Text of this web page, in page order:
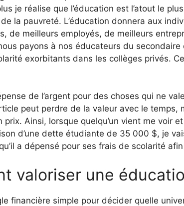
je réalise que l’éducation est l’atout le
la pauvreté. L’éducation donnera aux
de meilleurs employés, de meilleurs
payons à nos éducateurs du
exorbitants dans les collèges privés.
de l’argent pour des choses qui ne
peut perdre de la valeur avec le temps,
prix. Ainsi, lorsque quelqu’un vient me voir
d’une dette étudiante de 35 000 $, je
a dépensé pour ses frais de scolarité
valoriser une
financière simple pour décider quelle